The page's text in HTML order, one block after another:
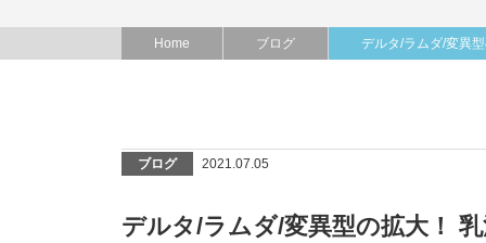
Home ブログ デルタ/ラムダ/変異
ブログ 2021.07.05
デルタ/ラムダ/変異型の拡大！